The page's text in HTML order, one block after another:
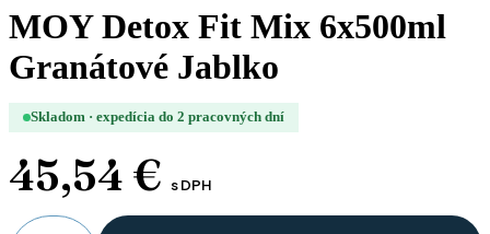
MOY Detox Fit Mix 6x500ml
Granátové Jablko
Skladom · expedícia do 2 pracovných dní
45,54 € s DPH